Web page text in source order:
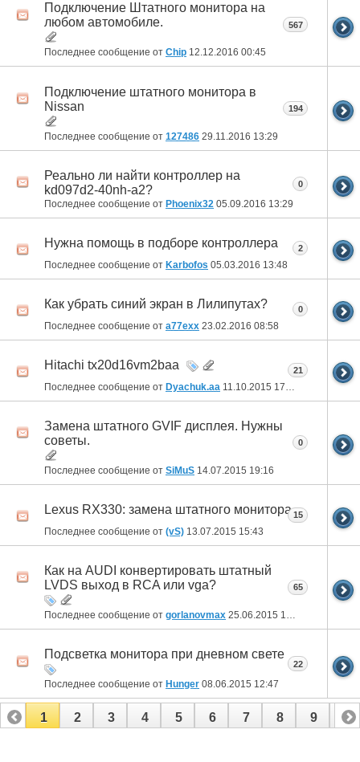
Подключение Штатного монитора на
любом автомобиле.
Последнее сообщение от Chip 12.12.2016 00:45
567
Подключение штатного монитора в
Nissan
Последнее сообщение от 127486 29.11.2016 13:29
194
Реально ли найти контроллер на
kd097d2-40nh-a2?
Последнее сообщение от Phoenix32 05.09.2016 13:29
0
Нужна помощь в подборе контроллера
Последнее сообщение от Karbofos 05.03.2016 13:48
2
Как убрать синий экран в Лилипутах?
Последнее сообщение от a77exx 23.02.2016 08:58
0
Hitachi tx20d16vm2baa
Последнее сообщение от Dyachuk.aa 11.10.2015 17:00
21
Замена штатного GVIF дисплея. Нужны
советы.
Последнее сообщение от SiMuS 14.07.2015 19:16
0
Lexus RX330: замена штатного монитора
Последнее сообщение от (vS) 13.07.2015 15:43
15
Как на AUDI конвертировать штатный
LVDS выход в RCA или vga?
Последнее сообщение от gorlanovmax 25.06.2015 18:16
65
Подсветка монитора при дневном свете
Последнее сообщение от Hunger 08.06.2015 12:47
22
1 2 3 4 5 6 7 8 9 10